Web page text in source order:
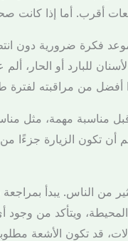
أقرب. أما إذا كانت
فكرة ضرورية دون
للبارد أو الحار،
أفضل من مراقبته
مهمة، مثل
أن تكون الزيارة
من الناس. يبدأ
المحيطة، ويتأكد من
قد تكون الأشعة